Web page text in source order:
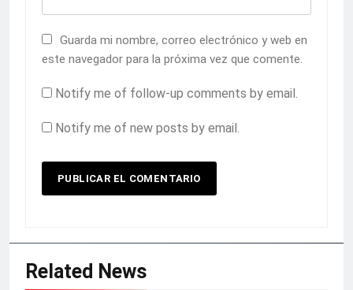
Guarda mi nombre, correo electrónico y web en
este navegador para la próxima vez que comente.
Notify me of follow-up comments by email.
Notify me of new posts by email.
Related News